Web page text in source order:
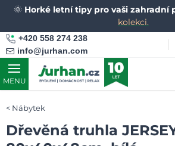
🌞 Horké letní tipy pro vaši zahradní
kolekci.
+420 558 274 238
info@jurhan.com
MENU
Nábytek
Dřevěná truhla